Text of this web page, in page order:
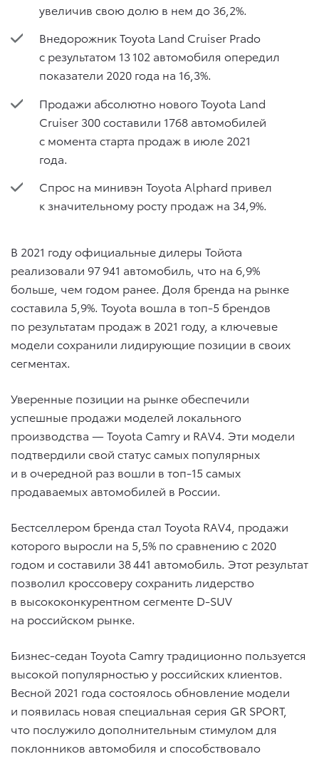
увеличив свою долю в нем до 36,2%.
Внедорожник Toyota Land Cruiser Prado
с результатом 13 102 автомобиля опередил
показатели 2020 года на 16,3%.
Продажи абсолютно нового Toyota Land
Cruiser 300 составили 1768 автомобилей
с момента старта продаж в июле 2021
года.
Спрос на минивэн Toyota Alphard привел
к значительному росту продаж на 34,9%.
В 2021 году официальные дилеры Тойота
реализовали 97 941 автомобиль, что на 6,9%
больше, чем годом ранее. Доля бренда на рынке
составила 5,9%. Toyota вошла в топ-5 брендов
по результатам продаж в 2021 году, а ключевые
модели сохранили лидирующие позиции в своих
сегментах.
Уверенные позиции на рынке обеспечили
успешные продажи моделей локального
производства — Toyota Camry и RAV4. Эти модели
подтвердили свой статус самых популярных
и в очередной раз вошли в топ-15 самых
продаваемых автомобилей в России.
Бестселлером бренда стал Toyota RAV4, продажи
которого выросли на 5,5% по сравнению с 2020
годом и составили 38 441 автомобиль. Этот результат
позволил кроссоверу сохранить лидерство
в высококонкурентном сегменте D-SUV
на российском рынке.
Бизнес-седан Toyota Camry традиционно пользуется
высокой популярностью у российских клиентов.
Весной 2021 года состоялось обновление модели
и появилась новая специальная серия GR SPORT,
что послужило дополнительным стимулом для
поклонников автомобиля и способствовало